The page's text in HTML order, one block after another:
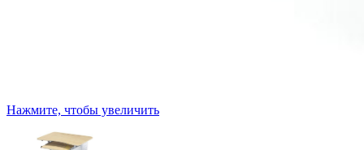
Нажмите, чтобы увеличить